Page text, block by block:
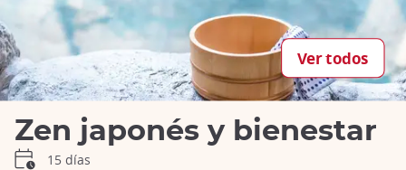
Ver todos
Zen japonés y bienestar
15 días